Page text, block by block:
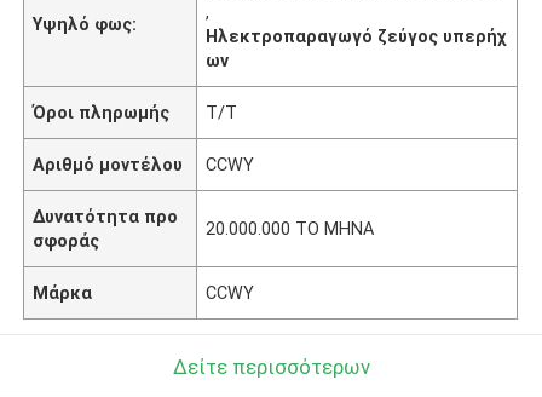
Υψηλό φως:
,
Ηλεκτροπαραγωγό ζεύγος υπερήχ
ων
Όροι πληρωμής T/T
Αριθμό μοντέλου CCWY
Δυνατότητα προ
σφοράς
20.000.000 ΤΟ ΜΗΝΑ
Μάρκα CCWY
Δείτε περισσότερων